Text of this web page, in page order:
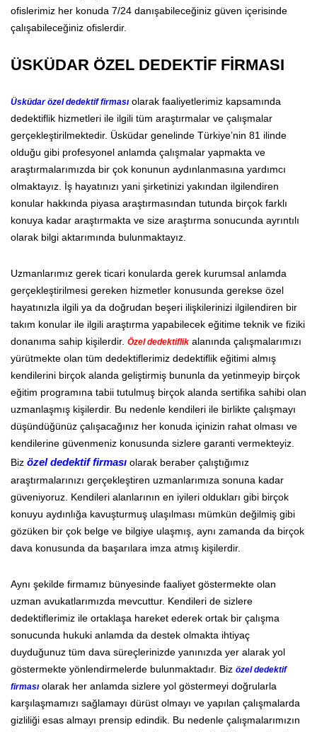
ofislerimiz her konuda 7/24 danışabileceğiniz güven içerisinde
çalışabileceğiniz ofislerdir.
ÜSKÜDAR ÖZEL DEDEKTİF FİRMASI
Üsküdar özel dedektif firması olarak faaliyetlerimiz kapsamında
dedektiflik hizmetleri ile ilgili tüm araştırmalar ve çalışmalar
gerçekleştirilmektedir. Üsküdar genelinde Türkiye’nin 81 ilinde
olduğu gibi profesyonel anlamda çalışmalar yapmakta ve
araştırmalarımızda bir çok konunun aydınlanmasına yardımcı
olmaktayız. İş hayatınızı yani şirketinizi yakından ilgilendiren
konular hakkında piyasa araştırmasından tutunda birçok farklı
konuya kadar araştırmakta ve size araştırma sonucunda ayrıntılı
olarak bilgi aktarımında bulunmaktayız.
Uzmanlarımız gerek ticari konularda gerek kurumsal anlamda
gerçekleştirilmesi gereken hizmetler konusunda gerekse özel
hayatınızla ilgili ya da doğrudan beşeri ilişkilerinizi ilgilendiren bir
takım konular ile ilgili araştırma yapabilecek eğitime teknik ve fiziki
donanıma sahip kişilerdir. Özel dedektiflik alanında çalışmalarımızı
yürütmekte olan tüm dedektiflerimiz dedektiflik eğitimi almış
kendilerini birçok alanda geliştirmiş bununla da yetinmeyip birçok
eğitim programına tabii tutulmuş birçok alanda sertifika sahibi olan
uzmanlaşmış kişilerdir. Bu nedenle kendileri ile birlikte çalışmayı
düşündüğünüz çalışacağınız her konuda içinizin rahat olması ve
kendilerine güvenmeniz konusunda sizlere garanti vermekteyiz.
Biz özel dedektif firması olarak beraber çalıştığımız
araştırmalarınızı gerçekleştiren uzmanlarımıza sonuna kadar
güveniyoruz. Kendileri alanlarının en iyileri oldukları gibi birçok
konuyu aydınlığa kavuşturmuş ulaşılması mümkün değilmiş gibi
gözüken bir çok belge ve bilgiye ulaşmış, aynı zamanda da birçok
dava konusunda da başarılara imza atmış kişilerdir.
Aynı şekilde firmamız bünyesinde faaliyet göstermekte olan
uzman avukatlarımızda mevcuttur. Kendileri de sizlere
dedektiflerimiz ile ortaklaşa hareket ederek ortak bir çalışma
sonucunda hukuki anlamda da destek olmakta ihtiyaç
duyduğunuz tüm dava süreçlerinizde yanınızda yer alarak yol
göstermekte yönlendirmelerde bulunmaktadır. Biz özel dedektif
firması olarak her anlamda sizlere yol göstermeyi doğrularla
karşılaşmamızı sağlamayı dürüst olmayı ve yapılan çalışmalarda
gizliliği esas almayı prensip edindik. Bu nedenle çalışmalarımızın